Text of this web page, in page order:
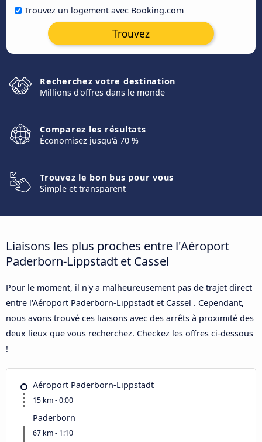
Trouvez un logement avec Booking.com
Trouvez
Recherchez votre destination
Millions d'offres dans le monde
Comparez les résultats
Économisez jusqu'à 70 %
Trouvez le bon bus pour vous
Simple et transparent
Liaisons les plus proches entre l'Aéroport
Paderborn-Lippstadt et Cassel
Pour le moment, il n'y a malheureusement pas de trajet direct
entre l'Aéroport Paderborn-Lippstadt et Cassel . Cependant,
nous avons trouvé ces liaisons avec des arrêts à proximité des
deux lieux que vous recherchez. Checkez les offres ci-dessous
!
Aéroport Paderborn-Lippstadt
15 km - 0:00
Paderborn
67 km - 1:10